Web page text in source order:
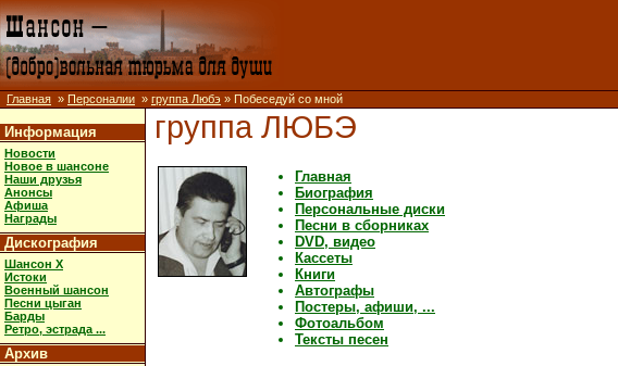
Главная » Персоналии » группа Любэ » Побеседуй со мной
Информация
Новости
Новое в шансоне
Наши друзья
Анонсы
Афиша
Награды
Дискография
Шансон X
Истоки
Военный шансон
Песни цыган
Барды
Ретро, эстрада ...
Архив
группа ЛЮБЭ
Главная
Биография
Персональные диски
Песни в сборниках
DVD, видео
Кассеты
Книги
Автографы
Постеры, афиши, ...
Фотоальбом
Тексты песен